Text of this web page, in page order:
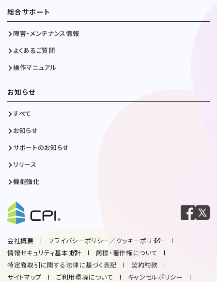
総合サポート
障害・メンテナンス情報
よくあるご質問
操作マニュアル
お知らせ
すべて
お知らせ
サポートのお知らせ
リリース
機能強化
会社概要
プライバシーポリシー／クッキーポリシー
情報セキュリティ基本方針
商標・著作権について
特定商取引に関する法律に基づく表記
契約約款
サイトマップ
ご利用環境について キャンセルポリシー